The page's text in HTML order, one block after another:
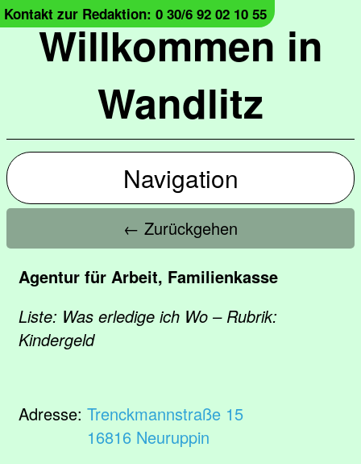
Willkommen in
Wandlitz
Kontakt zur Redaktion: 0 30/6 92 02 10 55
Navigation
← Zurückgehen
Agentur für Arbeit, Familienkasse
Liste: Was erledige ich Wo – Rubrik:
Kindergeld
Adresse: Trenckmannstraße 15
16816 Neuruppin